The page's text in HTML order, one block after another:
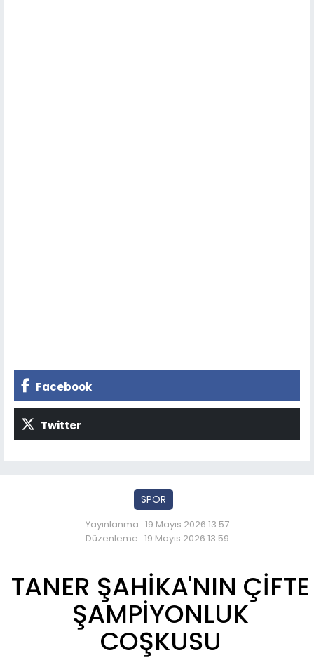
Facebook
Twitter
SPOR
Yayınlanma : 19 Mayıs 2026 13:57
Düzenleme : 19 Mayıs 2026 13:59
TANER ŞAHİKA'NIN ÇİFTE
ŞAMPİYONLUK
COŞKUSU